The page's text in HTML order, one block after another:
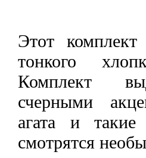
Этот
тонкого
Комплект
счерными
агата и такие
смотрятся